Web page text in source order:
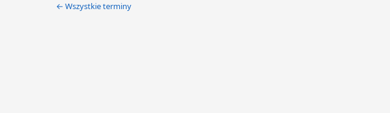
← Wszystkie terminy